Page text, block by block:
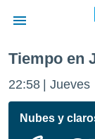
de
ha sido
Tiempo en
22:58 Jueves
Nubes y